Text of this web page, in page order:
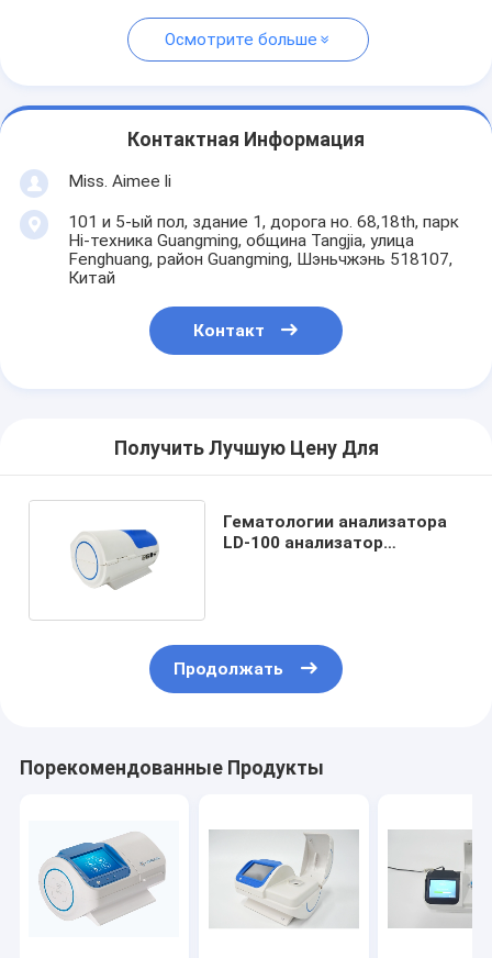
Осмотрите больше
Контактная Информация
Miss. Aimee li
101 и 5-ый пол, здание 1, дорога но. 68,18th, парк
Hi-техника Guangming, община Tangjia, улица
Fenghuang, район Guangming, Шэньчжэнь 518107,
Китай
Контакт
Получить Лучшую Цену Для
Гематологии анализатора
LD-100 анализатор
Продолжать
Порекомендованные Продукты